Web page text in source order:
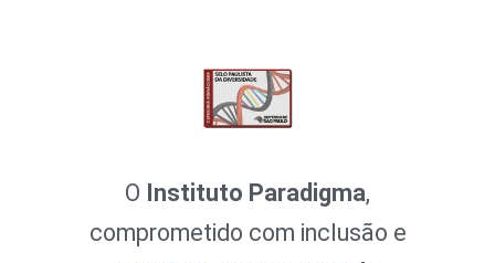
O Instituto Paradigma,
comprometido com inclusão e